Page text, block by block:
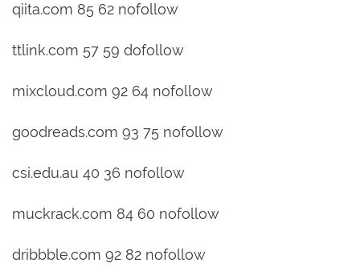
qiita.com 85 62 nofollow
ttlink.com 57 59 dofollow
mixcloud.com 92 64 nofollow
goodreads.com 93 75 nofollow
csi.edu.au 40 36 nofollow
muckrack.com 84 60 nofollow
dribbble.com 92 82 nofollow